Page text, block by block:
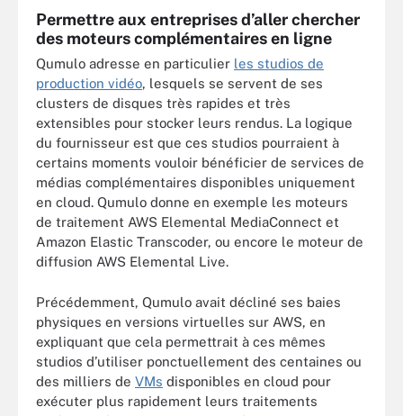
Permettre aux entreprises d’aller chercher
des moteurs complémentaires en ligne
Qumulo adresse en particulier les studios de
production vidéo, lesquels se servent de ses
clusters de disques très rapides et très
extensibles pour stocker leurs rendus. La logique
du fournisseur est que ces studios pourraient à
certains moments vouloir bénéficier de services de
médias complémentaires disponibles uniquement
en cloud. Qumulo donne en exemple les moteurs
de traitement AWS Elemental MediaConnect et
Amazon Elastic Transcoder, ou encore le moteur de
diffusion AWS Elemental Live.
Précédemment, Qumulo avait décliné ses baies
physiques en versions virtuelles sur AWS, en
expliquant que cela permettrait à ces mêmes
studios d’utiliser ponctuellement des centaines ou
des milliers de VMs disponibles en cloud pour
exécuter plus rapidement leurs traitements